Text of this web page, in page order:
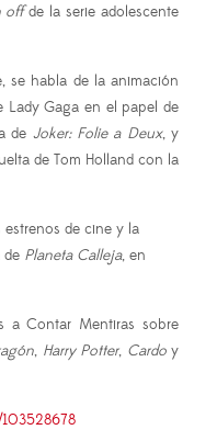
offde la serie adolescente
se habla de la animación
Lady Gaga en el papel de
de Joker: Folie a Deux, y
de Tom Holland con la
de cine y la
de Planeta Calleja, en
a Contar Mentiras sobre
, Harry Potter, Cardoy